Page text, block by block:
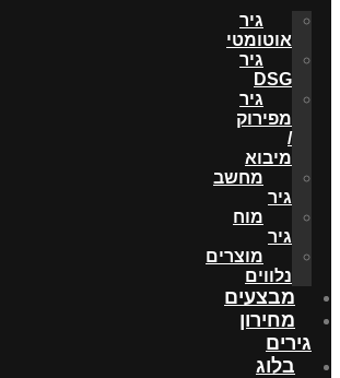
גיר
אוטומטי
גיר
DSG
גיר
מפירוק
/
מיבוא
מחשב
גיר
מוח
גיר
מוצרים
נלווים
מבצעים
מחירון
גירים
בלוג